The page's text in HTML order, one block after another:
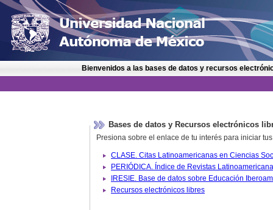
Bienvenidos a las bases de datos y recursos
Bases de datos y Recursos electrónicos
Presiona sobre el enlace de tu interés para iniciar
IRESIE. Base de datos
Recursos electrónicos libres